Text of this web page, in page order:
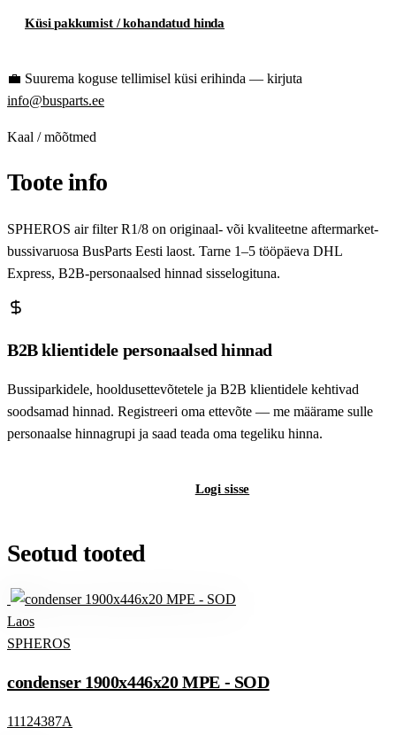
Küsi pakkumist / kohandatud hinda
💼 Suurema koguse tellimisel küsi erihinda — kirjuta
info@busparts.ee
Kaal / mõõtmed
Toote info
SPHEROS air filter R1/8 on originaal- või kvaliteetne aftermarket-
bussivaruosa BusParts Eesti laost. Tarne 1–5 tööpäeva DHL
Express, B2B-personaalsed hinnad sisselogituna.
B2B klientidele personaalsed hinnad
Bussiparkidele, hooldusettevõtetele ja B2B klientidele kehtivad
soodsamad hinnad. Registreeri oma ettevõte — me määrame sulle
personaalse hinnagrupi ja saad teada oma tegeliku hinna.
Logi sisse
Seotud tooted
Laos
SPHEROS
condenser 1900x446x20 MPE - SOD
11124387A